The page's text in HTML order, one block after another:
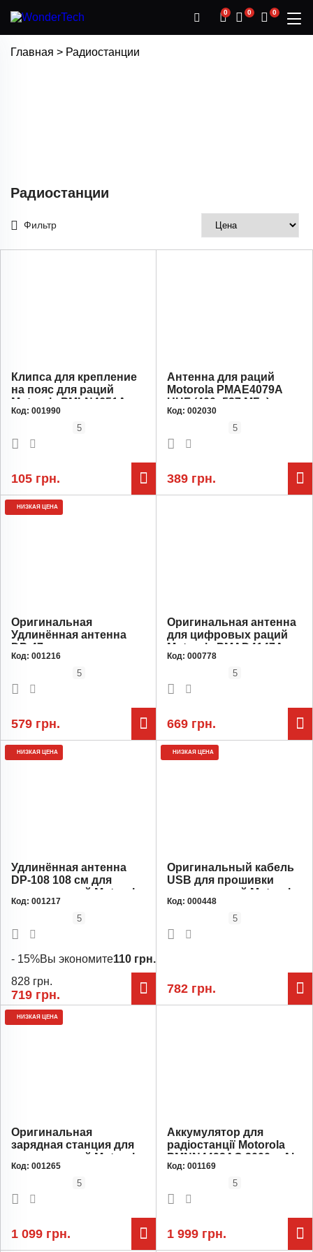
0 0 0
Главная > Радиостанции
Радиостанции
Фильтр
Клипса для крепление
на пояс для раций
Motorola PMLN4651A
DP4400/DP4600/DP4800/R7
Код: 001990
5
105 грн.
Антенна для раций
Motorola PMAE4079A
UHF (400–527 МГц) для
раций серии DP4400
Код: 002030
5
389 грн.
НИЗКАЯ ЦЕНА
Оригинальная
Удлинённая антенна
DP-47 для
радиостанций Motorola
47 см для раций серии
DP4400, DP4800 и R7
Код: 001216
5
579 грн.
Оригинальная антенна
для цифровых раций
Motorola PMAD4147A
(136-174 МГц) GPS VHF
для раций DP4400,
DP4800, R7
Код: 000778
5
669 грн.
НИЗКАЯ ЦЕНА
Удлинённая антенна
DP-108 108 см для
радиостанций Motorola
для раций серии
DP4400, DP4800 и R7
Код: 001217
5
- 15%Вы экономите110 грн.
828 грн.
719 грн.
НИЗКАЯ ЦЕНА
Оригинальный кабель
USB для прошивки
радиостанций Motorola
DP2400 DP3400
XPR3300 DP2600
(PMKN4115)
Код: 000448
5
782 грн.
НИЗКАЯ ЦЕНА
Оригинальная
зарядная станция для
радиостанций Motorola
серии DP PMPN4527A
Код: 001265
5
1 099 грн.
Аккумулятор для
радіостанції Motorola
PMNN4493AC 3000 mAh
Код: 001169
5
1 999 грн.